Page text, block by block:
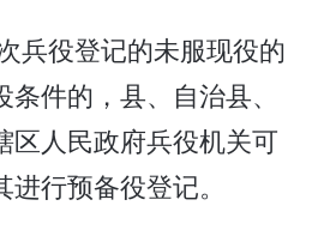
兵役登记的未服现役的
件的，县、自治县、
区人民政府兵役机关可
行预备役登记。